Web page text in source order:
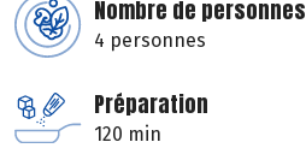
Nombre de personnes
4 personnes
Préparation
120 min